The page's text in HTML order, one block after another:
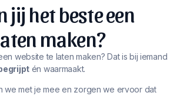
jij het beste een
maken?
website te laten maken? Dat is bij iemand
én waarmaakt.
we met je mee en zorgen we ervoor dat